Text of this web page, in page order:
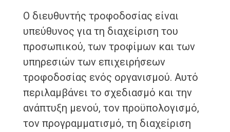
Ο διευθυντής τροφοδοσίας είναι
υπεύθυνος για τη διαχείριση του
προσωπικού, των τροφίμων και των
υπηρεσιών των επιχειρήσεων
τροφοδοσίας ενός οργανισμού. Αυτό
περιλαμβάνει το σχεδιασμό και την
ανάπτυξη μενού, τον προϋπολογισμό,
τον προγραμματισμό, τη διαχείριση